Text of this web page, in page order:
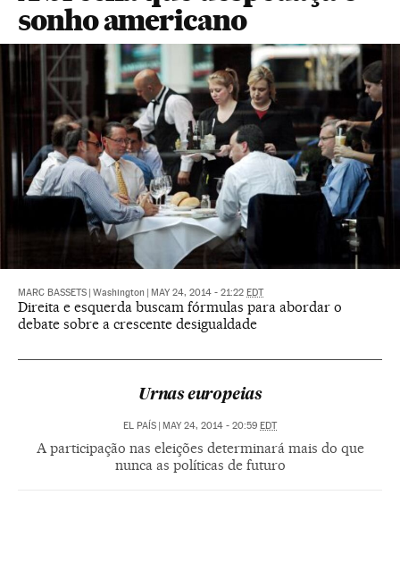
sonho americano
MARC BASSETS Washington MAY 24, 2014 - 21:22 EDT
Direita e esquerda buscam fórmulas para abordar o
debate sobre a crescente desigualdade
Urnas europeias
EL PAÍS MAY 24, 2014 - 20:59 EDT
A participação nas eleições determinará mais do que
nunca as políticas de futuro